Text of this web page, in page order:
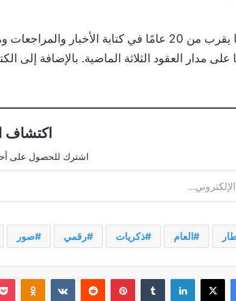
اكتشاف
اشترك للحصول على
العام ذكريات رقمي صور
فيسبوك
‫X لينكدإن بينتيريست